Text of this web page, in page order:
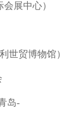
展中心）
世贸博物馆）
岛-